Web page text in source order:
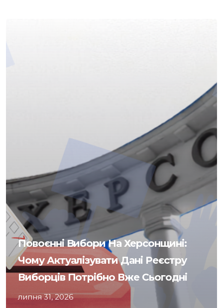
Повоєнні Вибори На Херсонщині:
Чому Актуалізувати Дані Реєстру
Виборців Потрібно Вже Сьогодні
липня 31, 2026